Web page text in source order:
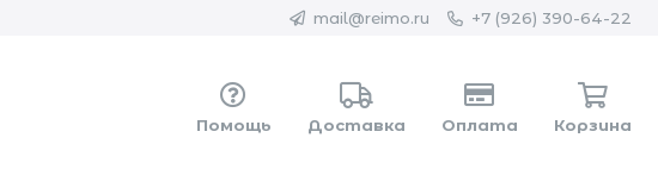
mail@reimo.ru +7 (926) 390-64-22
Помощь Доставка Оплата Корзина